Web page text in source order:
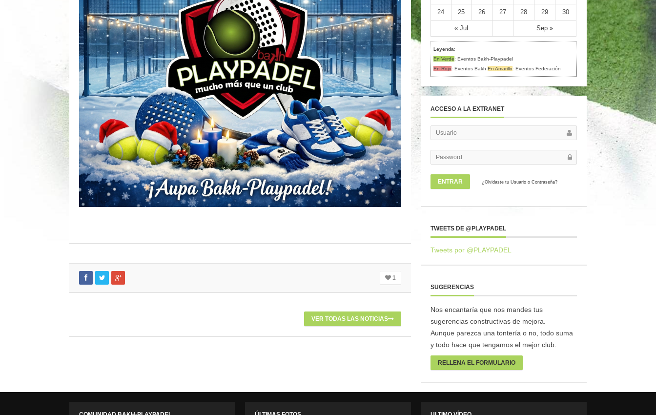
1
VER TODAS LAS NOTICIAS
« Jul Sep »
24 25 26 27 28 29 30
Leyenda:
En Verde: Eventos Bakh-Playpadel
En Rojo: Eventos Bakh En Amarillo: Eventos Federación
ACCESO A LA EXTRANET
ENTRAR ¿Olvidaste tu Usuario o Contraseña?
TWEETS DE @PLAYPADEL
Tweets por @PLAYPADEL
SUGERENCIAS
Nos encantaría que nos mandes tus
sugerencias constructivas de mejora.
Aunque parezca una tontería o no, todo suma
y todo hace que tengamos el mejor club.
RELLENA EL FORMULARIO